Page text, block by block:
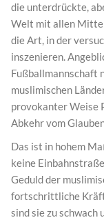
die unterdrückte,
Welt mit allen
die Art, in der
inszenieren.
Fußballmannschaft
muslimischen
provokanter Weise
Abkehr vom
Das ist in hohem
keine
Geduld der
fortschrittliche
sind sie zu schwach